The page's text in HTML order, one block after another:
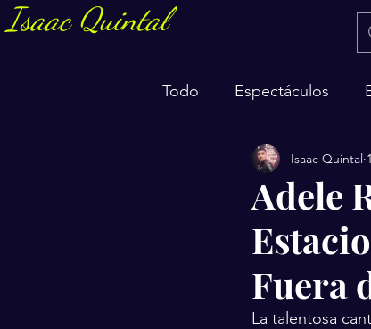
Isaac Quintal
Todo Espectáculos
Marketing y negocios
Adele
Fuera
Isaac Quintal
La talentosa